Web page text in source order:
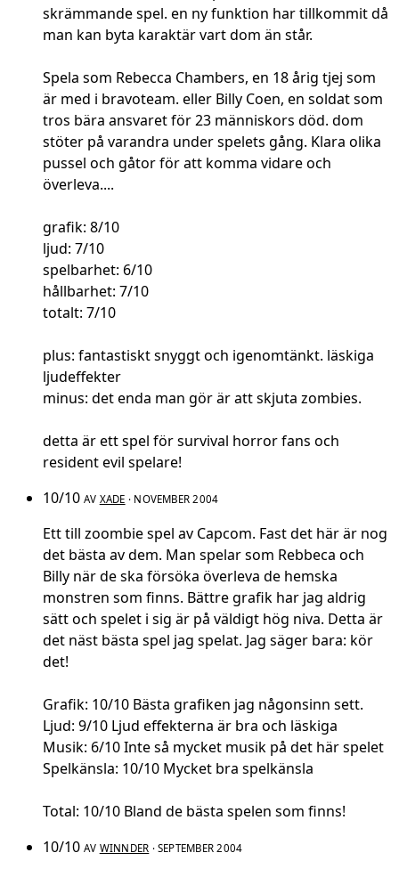
skrämmande spel. en ny funktion har tillkommit då
man kan byta karaktär vart dom än står.
Spela som Rebecca Chambers, en 18 årig tjej som
är med i bravoteam. eller Billy Coen, en soldat som
tros bära ansvaret för 23 människors död. dom
stöter på varandra under spelets gång. Klara olika
pussel och gåtor för att komma vidare och
överleva....
grafik: 8/10
ljud: 7/10
spelbarhet: 6/10
hållbarhet: 7/10
totalt: 7/10
plus: fantastiskt snyggt och igenomtänkt. läskiga
ljudeffekter
minus: det enda man gör är att skjuta zombies.
detta är ett spel för survival horror fans och
resident evil spelare!
10/10 AV XADE · NOVEMBER 2004
Ett till zoombie spel av Capcom. Fast det här är nog
det bästa av dem. Man spelar som Rebbeca och
Billy när de ska försöka överleva de hemska
monstren som finns. Bättre grafik har jag aldrig
sätt och spelet i sig är på väldigt hög niva. Detta är
det näst bästa spel jag spelat. Jag säger bara: kör
det!
Grafik: 10/10 Bästa grafiken jag någonsinn sett.
Ljud: 9/10 Ljud effekterna är bra och läskiga
Musik: 6/10 Inte så mycket musik på det här spelet
Spelkänsla: 10/10 Mycket bra spelkänsla
Total: 10/10 Bland de bästa spelen som finns!
10/10 AV WINNDER · SEPTEMBER 2004